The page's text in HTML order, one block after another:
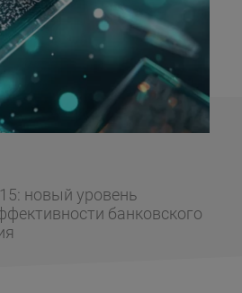
новый уровень
банковского